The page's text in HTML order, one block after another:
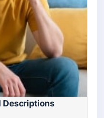
Descriptions